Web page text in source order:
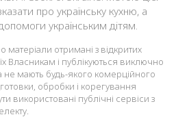
про українську кухню, а
українським дітям.
матеріали отримані з відкритих
Власникам і публікуються виключно
мають будь-якого комерційного
обробки і корегування
використовані публічні сервіси з